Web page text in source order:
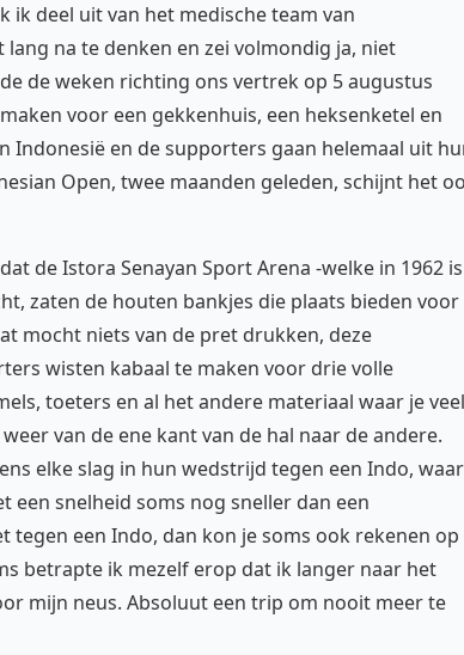
ik deel uit van het medische team van
na te denken en zei volmondig ja, niet
de weken richting ons vertrek op 5 augustus
voor een gekkenhuis, een heksenketel en
en de supporters gaan helemaal uit
Open, twee maanden geleden, schijnt het
de Istora Senayan Sport Arena -welke in 1962 is
zaten de houten bankjes die plaats bieden voor
mocht niets van de pret drukken, deze
wisten kabaal te maken voor drie volle
toeters en al het andere materiaal waar je veel
van de ene kant van de hal naar de andere.
elke slag in hun wedstrijd tegen een Indo, waar
snelheid soms nog sneller dan een
tegen een Indo, dan kon je soms ook rekenen op
betrapte ik mezelf erop dat ik langer naar het
mijn neus. Absoluut een trip om nooit meer te